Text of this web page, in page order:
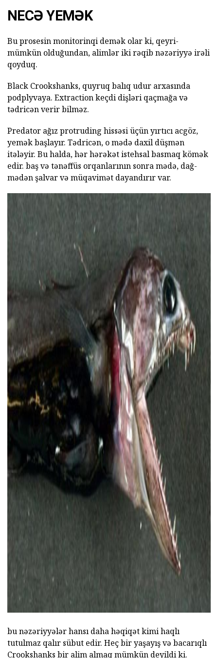
NECƏ YEMƏK
Bu prosesin monitorinqi demək olar ki, qeyri-
mümkün olduğundan, alimlər iki rəqib nəzəriyyə irəli
qoyduq.
Black Crookshanks, quyruq balıq udur arxasında
podplyvaya. Extraction keçdi dişləri qaçmağa və
tədricən verir bilməz.
Predator ağız protruding hissəsi üçün yırtıcı acgöz,
yemək başlayır. Tədricən, o mədə daxil düşmən
itələyir. Bu halda, hər hərəkət istehsal basmaq kömək
edir. baş və tənəffüs orqanlarının sonra mədə, dağ-
mədən şalvar və müqavimət dayandırır var.
ad
bu nəzəriyyələr hansı daha həqiqət kimi haqlı
tutulmaz qalır sübut edir. Heç bir yaşayış və bacarıqlı
Crookshanks bir alim almaq mümkün deyildi ki.